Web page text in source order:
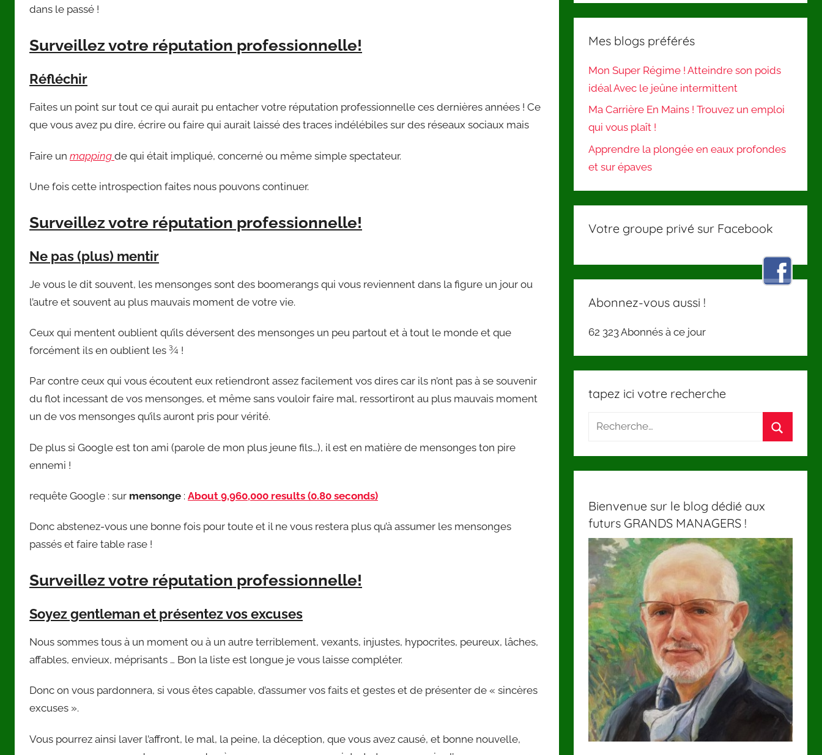
dans le passé !
Surveillez votre réputation professionnelle!
Réfléchir
Faites un point sur tout ce qui aurait pu entacher votre réputation professionnelle ces dernières années ! Ce
que vous avez pu dire, écrire ou faire qui aurait laissé des traces indélébiles sur des réseaux sociaux mais
Faire un mapping de qui était impliqué, concerné ou même simple spectateur.
Une fois cette introspection faites nous pouvons continuer.
Surveillez votre réputation professionnelle!
Ne pas (plus) mentir
Je vous le dit souvent, les mensonges sont des boomerangs qui vous reviennent dans la figure un jour ou
l’autre et souvent au plus mauvais moment de votre vie.
Ceux qui mentent oublient qu’ils déversent des mensonges un peu partout et à tout le monde et que
forcément ils en oublient les ¾ !
Par contre ceux qui vous écoutent eux retiendront assez facilement vos dires car ils n’ont pas à se souvenir
du flot incessant de vos mensonges, et même sans vouloir faire mal, ressortiront au plus mauvais moment
un de vos mensonges qu’ils auront pris pour vérité.
De plus si Google est ton ami (parole de mon plus jeune fils…), il est en matière de mensonges ton pire
ennemi !
requête Google : sur mensonge : About 9,960,000 results (0.80 seconds)
Donc abstenez-vous une bonne fois pour toute et il ne vous restera plus qu’à assumer les mensonges
passés et faire table rase !
Surveillez votre réputation professionnelle!
Soyez gentleman et présentez vos excuses
Nous sommes tous à un moment ou à un autre terriblement, vexants, injustes, hypocrites, peureux, lâches,
affables, envieux, méprisants … Bon la liste est longue je vous laisse compléter.
Donc on vous pardonnera, si vous êtes capable, d’assumer vos faits et gestes et de présenter de « sincères
excuses ».
Vous pourrez ainsi laver l’affront, le mal, la peine, la déception, que vous avez causé, et bonne nouvelle,
Mes blogs préférés
Mon Super Régime ! Atteindre son poids
idéal Avec le jeûne intermittent
Ma Carrière En Mains ! Trouvez un emploi
qui vous plaît !
Apprendre la plongée en eaux profondes
et sur épaves
Votre groupe privé sur Facebook
Abonnez-vous aussi !
62 323 Abonnés à ce jour
tapez ici votre recherche
Bienvenue sur le blog dédié aux
futurs GRANDS MANAGERS !